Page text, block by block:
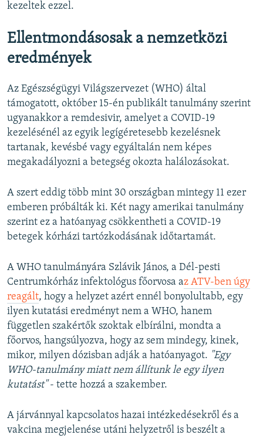
kezeltek ezzel.
Ellentmondásosak a nemzetközi
eredmények
Az Egészségügyi Világszervezet (WHO) által
támogatott, október 15-én publikált tanulmány szerint
ugyanakkor a remdesivir, amelyet a COVID-19
kezelésénél az egyik legígéretesebb kezelésnek
tartanak, kevésbé vagy egyáltalán nem képes
megakadályozni a betegség okozta halálozásokat.
A szert eddig több mint 30 országban mintegy 11 ezer
emberen próbálták ki. Két nagy amerikai tanulmány
szerint ez a hatóanyag csökkentheti a COVID-19
betegek kórházi tartózkodásának időtartamát.
A WHO tanulmányára Szlávik János, a Dél-pesti
Centrumkórház infektológus főorvosa az ATV-ben úgy
reagált, hogy a helyzet azért ennél bonyolultabb, egy
ilyen kutatási eredményt nem a WHO, hanem
független szakértők szoktak elbírálni, mondta a
főorvos, hangsúlyozva, hogy az sem mindegy, kinek,
mikor, milyen dózisban adják a hatóanyagot. "Egy
WHO-tanulmány miatt nem állítunk le egy ilyen
kutatást"- tette hozzá a szakember.
A járvánnyal kapcsolatos hazai intézkedésekről és a
vakcina megjelenése utáni helyzetről is beszélt a